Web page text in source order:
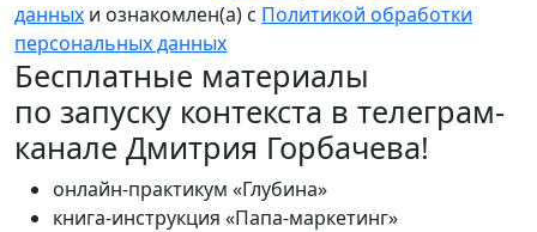
данных и ознакомлен(а) с Политикой обработки
персональных данных
Бесплатные материалы
по запуску контекста в телеграм-
канале Дмитрия Горбачева!
онлайн-практикум «Глубина»
книга-инструкция «Папа-маркетинг»